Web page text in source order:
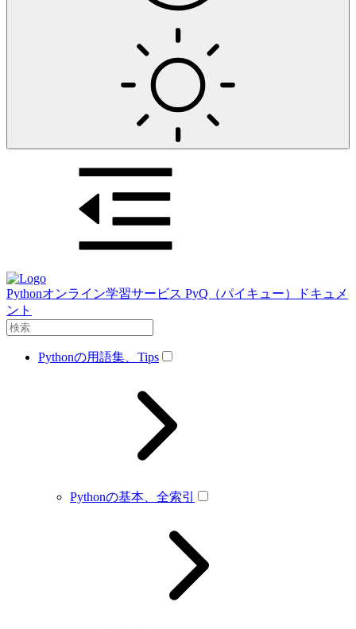
Pythonオンライン学習サービス PyQ（パイキュー）ドキュメ
ント
Pythonの用語集、Tips
Pythonの基本、全索引